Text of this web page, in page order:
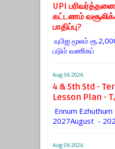
UPI
கட்டணம்
பாதிப்பு?
யுபிஐ மூலம்
படும் வணி​கப்
Aug 06 2026
4 & 5th Std -
Lesson Plan -
Ennum
2027August -
Aug 06 2026